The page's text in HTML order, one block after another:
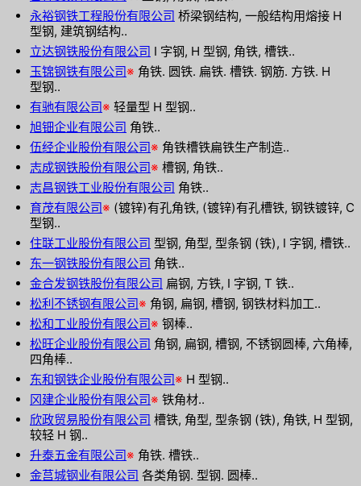
永裕钢铁工程股份有限公司 桥梁钢结构, 一般结构用熔接 H
型钢, 建筑钢结构..
立达钢铁股份有限公司 I 字钢, H 型钢, 角铁, 槽铁..
玉锦钢铁有限公司※ 角铁. 圆铁. 扁铁. 槽铁. 钢筋. 方铁. H
型钢..
有驰有限公司※ 轻量型 H 型钢..
旭钿企业有限公司 角铁..
伍经企业股份有限公司※ 角铁槽铁扁铁生产制造..
志成钢铁股份有限公司※ 槽钢, 角铁..
志昌钢铁工业股份有限公司 角铁..
育茂有限公司※ (镀锌)有孔角铁, (镀锌)有孔槽铁, 钢铁镀锌, C
型钢..
住联工业股份有限公司 型钢, 角型, 型条钢 (铁), I 字钢, 槽铁..
东一钢铁股份有限公司 角铁..
金合发钢铁股份有限公司 扁钢, 方铁, I 字钢, T 铁..
松利不锈钢有限公司※ 角钢, 扁钢, 槽钢, 钢铁材料加工..
松和工业股份有限公司※ 钢棒..
松旺企业股份有限公司 角钢, 扁钢, 槽钢, 不锈钢圆棒, 六角棒,
四角棒..
东和钢铁企业股份有限公司※ H 型钢..
冈建企业股份有限公司※ 铁角材..
欣政贸易股份有限公司 槽铁, 角型, 型条钢 (铁), 角铁, H 型钢,
较轻 H 钢..
升泰五金有限公司※ 角铁. 槽铁..
金莒城钢业有限公司 各类角钢. 型钢. 圆棒..